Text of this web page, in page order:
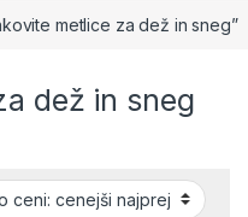
metlice za dež in sneg”
dež in sneg
po ceni: od najnižje do